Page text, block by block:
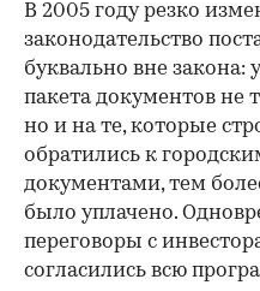
В 2005 году резко
законодательство
буквально вне закона:
пакета документов не
но и на те, которые
обратились к
документами, тем
было уплачено.
переговоры с
согласились всю